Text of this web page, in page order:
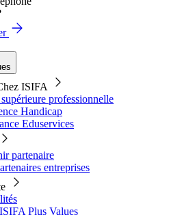
ISIFA
professionnelle
Handicap
Eduservices
partenaire
entreprises
Plus Values